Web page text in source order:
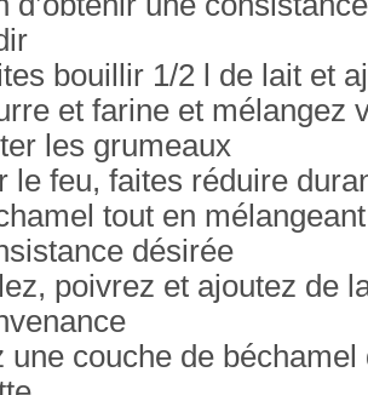
bouillir 1/2 l de lait et
et farine et mélangez
les grumeaux
le feu, faites réduire
tout en
désirée
poivrez et ajoutez de
une couche de